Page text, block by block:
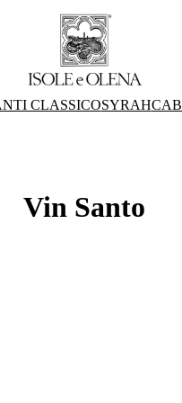
CLASSICOSYRAH
Vin Santo